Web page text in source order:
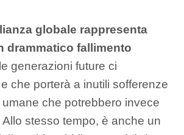
globale rappresenta
drammatico fallimento
generazioni future ci
che porterà a inutili sofferenze
che potrebbero invece
stesso tempo, è anche un